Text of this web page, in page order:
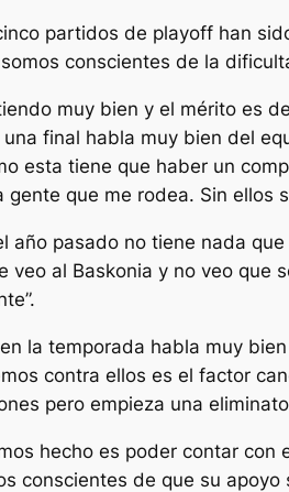
partidos de playoff han
conscientes de la
muy bien y el mérito es
final habla muy bien del
esta tiene que haber un
que me rodea. Sin ellos
pasado no tiene nada
al Baskonia y no veo que
la temporada habla muy
contra ellos es el factor
pero empieza una
hecho es poder contar
conscientes de que su